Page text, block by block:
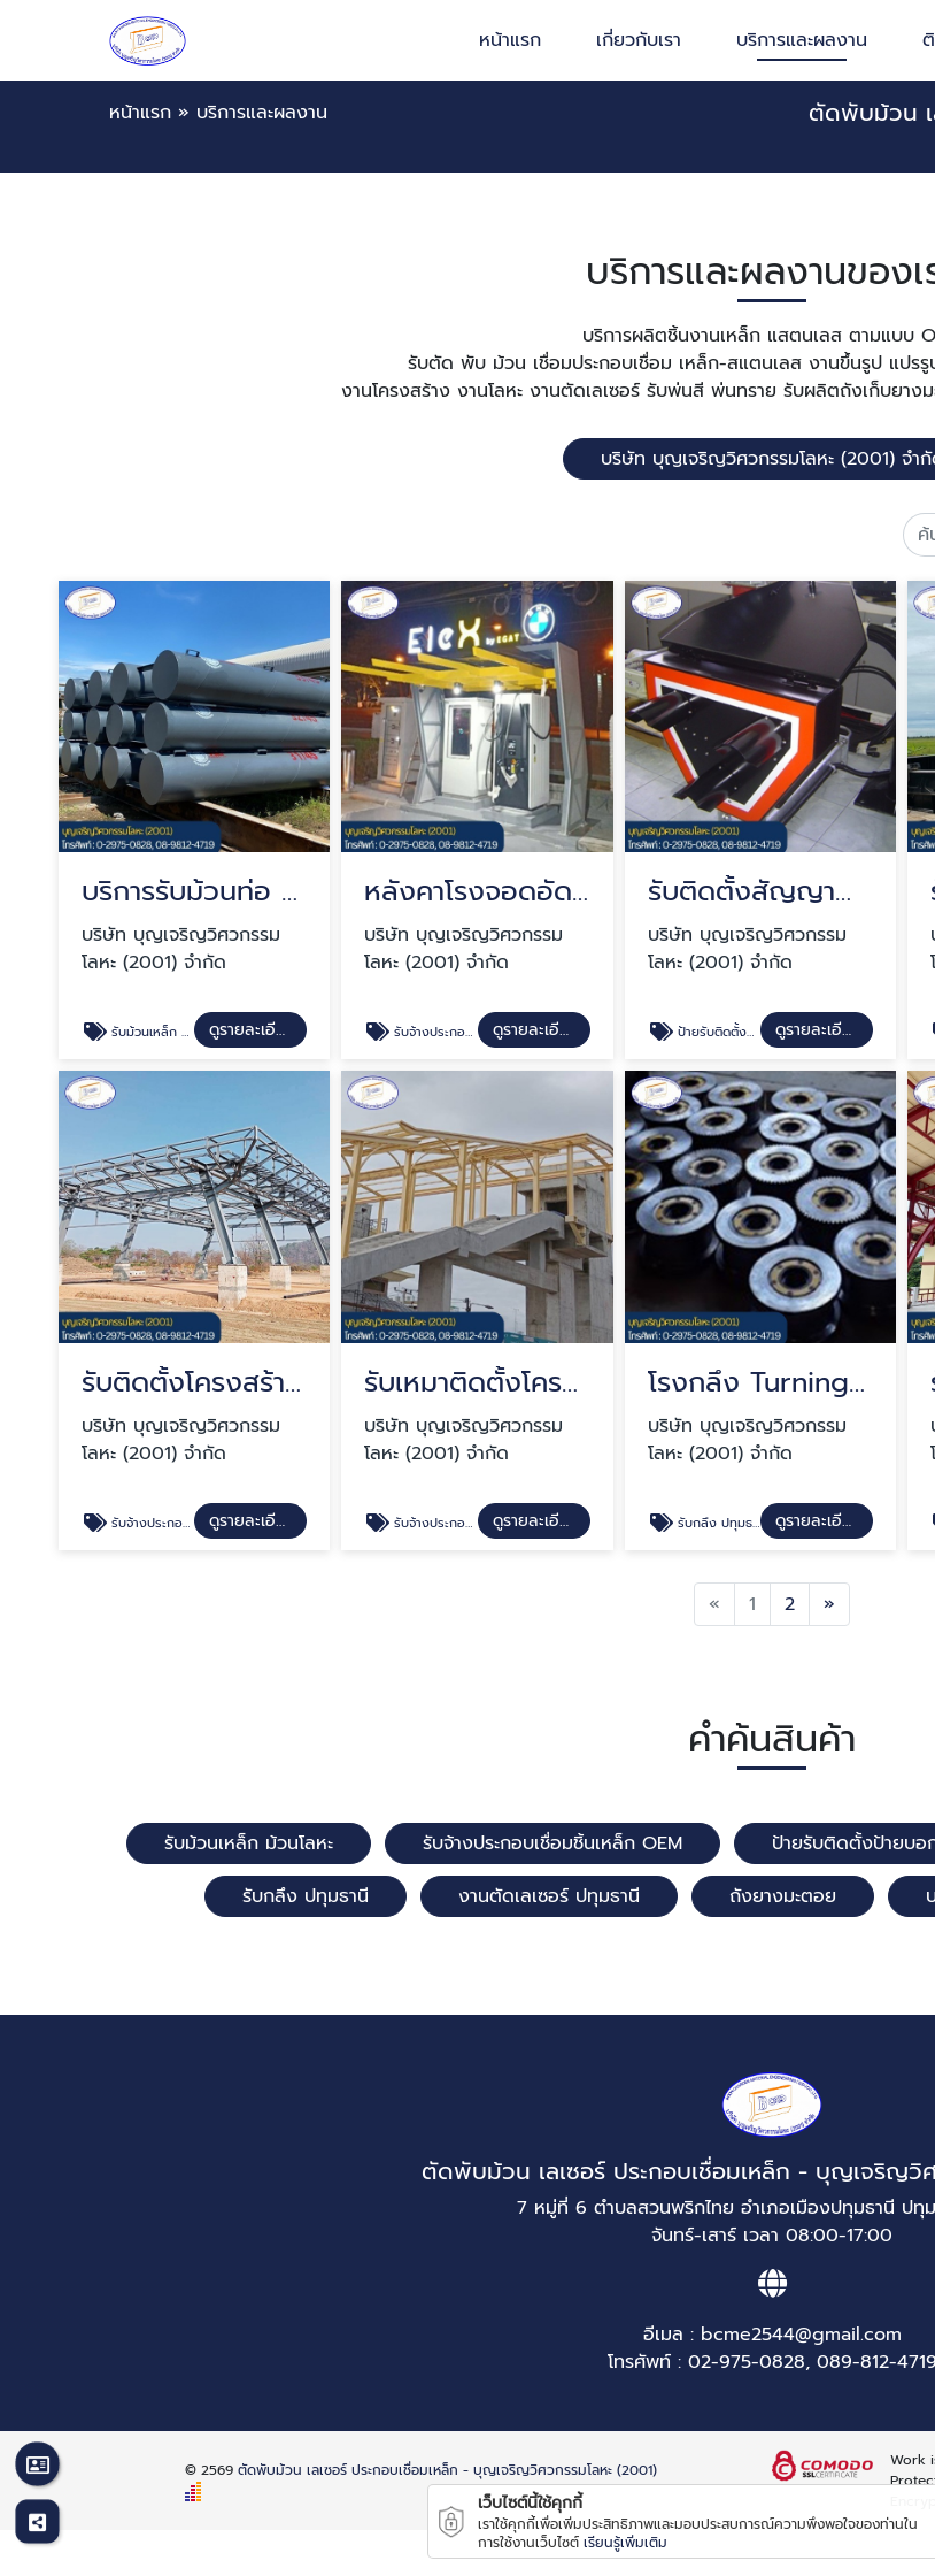
หน้าแรก เกี่ยวกับเรา บริการและผลงาน
หน้าแรก » บริการและผลงาน
ตัดพับม้วน เ
บริการและผลงานของเ
บริการผลิตชิ้นงานเหล็ก แสตนเลส ตามแบบ
รับตัด พับ ม้วน เชื่อมประกอบเชื่อม เหล็ก-สแตนเลส งานขึ้นรูป แปร
งานโครงสร้าง งานโลหะ งานตัดเลเซอร์ รับพ่นสี พ่นทราย รับผลิตถังเก็บย
บริษัท บุญเจริญวิศวกรรมโลหะ (2001) จำ
บริการรับม้วนท่อ ม้วนถัง OEM
บริษัท บุญเจริญวิศวกรรม
โลหะ (2001) จำกัด
รับม้วนเหล็ก ม้วนโลหะ ดูรายละเอียด
หลังคาโรงจอดอัดประจุไฟฟ้า
บริษัท บุญเจริญวิศวกรรม
โลหะ (2001) จำกัด
รับจ้างประกอบเชื่อมชิ้นเหล็ก OEM ดูรายละเอียด
รับติดตั้งสัญญาณไฟจราจร ปทุมธานี
บริษัท บุญเจริญวิศวกรรม
โลหะ (2001) จำกัด
ป้ายรับติดตั้งป้ายบอกทาง ป้ายสัญญาณไฟ ดูรายละเอียด
รับติดตั้งโครงสร้างหลังคาด่านเก็บเงิน
บริษัท บุญเจริญวิศวกรรม
โลหะ (2001) จำกัด
รับจ้างประกอบเชื่อมชิ้นเหล็ก OEM ดูรายละเอียด
รับเหมาติดตั้งโครงสร้างหลังคาสะพานลอย
บริษัท บุญเจริญวิศวกรรม
โลหะ (2001) จำกัด
รับจ้างประกอบเชื่อมชิ้นเหล็ก OEM ดูรายละเอียด
โรงกลึง Turning ปทุมธานี
บริษัท บุญเจริญวิศวกรรม
โลหะ (2001) จำกัด
รับกลึง ปทุมธานี ดูรายละเอียด
« Previous
1 2 »
คำค้นสินค้า
รับม้วนเหล็ก ม้วนโลหะ รับจ้างประกอบเชื่อมชิ้นเหล็ก OEM ป้ายรับติดตั้งป้ายบ
รับกลึง ปทุมธานี
งานตัดเลเซอร์ ปทุมธานี ถังยางมะตอย
ตัดพับม้วน เลเซอร์ ประกอบเชื่อมเหล็ก - บุญเจริญวิ
7 หมู่ที่ 6 ตำบลสวนพริกไทย อำเภอเมืองปทุมธานี ปทุ
จันทร์-เสาร์ เวลา 08:00-17:00
อีเมล : bcme2544@gmail.com
โทรศัพท์ : 02-975-0828, 089-812-4719
© 2569ตัดพับม้วน เลเซอร์ ประกอบเชื่อมเหล็ก - บุญเจริญวิศวกรรมโลหะ (2001)
Work
เว็บไซต์นี้ใช้คุกกี้
เราใช้คุกกี้เพื่อเพิ่มประสิทธิภาพและมอบประสบการณ์ความพึงพอใจของท่านใน
การใช้งานเว็บไซต์ เรียนรู้เพิ่มเติม